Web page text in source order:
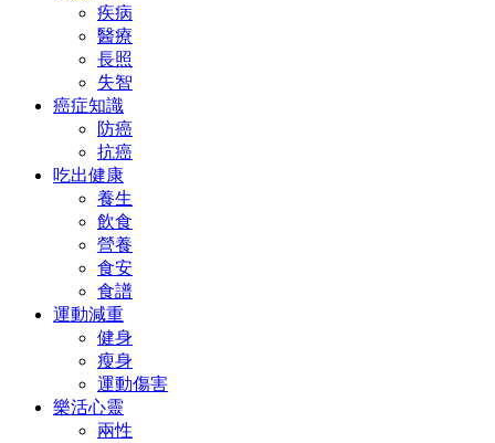
疾病
醫療
長照
失智
癌症知識
防癌
抗癌
吃出健康
養生
飲食
營養
食安
食譜
運動減重
健身
瘦身
運動傷害
樂活心靈
兩性